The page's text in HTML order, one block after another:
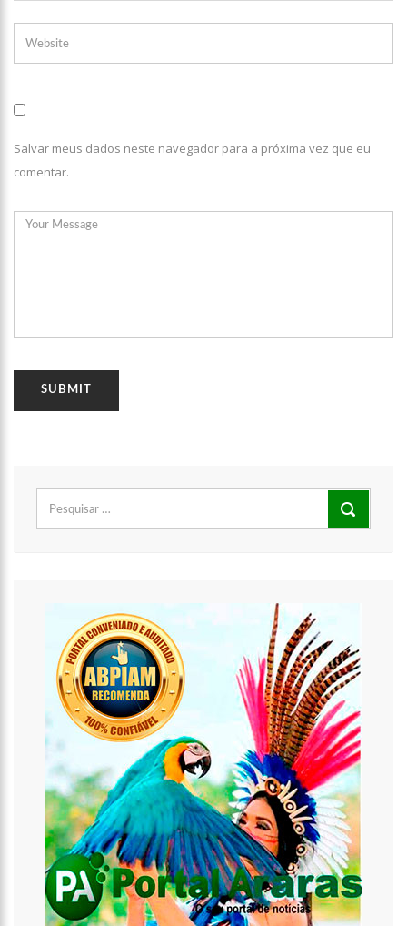
Dirigente que beijou jogadora escapa de ser preso e
Salvar meus dados neste navegador para a próxima vez que eu
comentar.
por: